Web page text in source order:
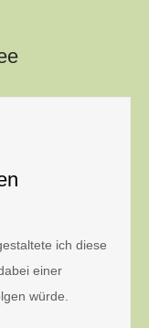
ich diese
einer
würde.